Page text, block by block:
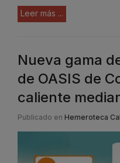
Leer más ...
Nueva gama
de OASIS de
caliente
Publicado en Hemeroteca